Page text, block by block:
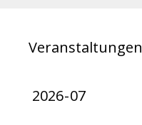
Veranstaltungen